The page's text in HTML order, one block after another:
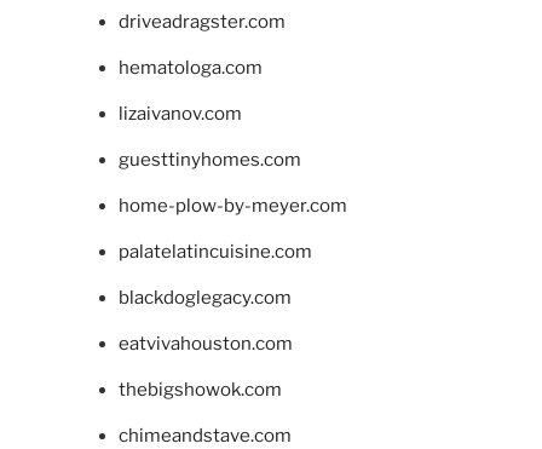
driveadragster.com
hematologa.com
lizaivanov.com
guesttinyhomes.com
home-plow-by-meyer.com
palatelatincuisine.com
blackdoglegacy.com
eatvivahouston.com
thebigshowok.com
chimeandstave.com